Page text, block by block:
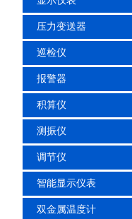
压力变送器
巡检仪
报警器
积算仪
测振仪
调节仪
智能显示仪表
双金属温度计